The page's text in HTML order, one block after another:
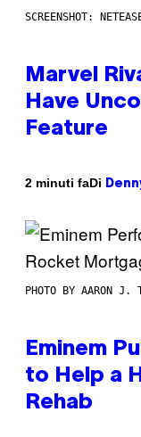
SCREENSHOT:
Marvel
Have
Feature
2 minuti faDi
PHOTO BY AARON J.
Eminem
to Help a
Rehab